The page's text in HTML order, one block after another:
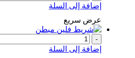
إضافة إلى السلة
عرض سريع
-
إضافة إلى السلة